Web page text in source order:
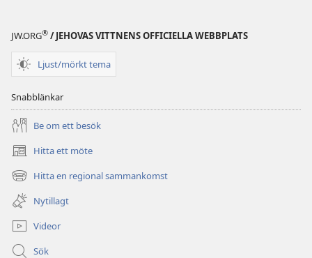
JW.ORG® / JEHOVAS VITTNENS OFFICIELLA WEBBPLATS
Ljust/mörkt tema
Snabblänkar
Be om ett besök
Hitta ett möte
(öppnar
nytt
fönster)
Hitta en regional sammankomst
(öppnar
nytt
fönster)
Nytillagt
Videor
Sök